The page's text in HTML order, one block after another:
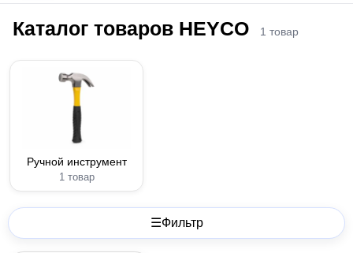
Каталог товаров HEYCO 1 товар
Ручной инструмент
1 товар
☰Фильтр